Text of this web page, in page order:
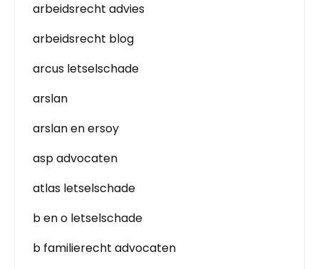
arbeidsrecht advies
arbeidsrecht blog
arcus letselschade
arslan
arslan en ersoy
asp advocaten
atlas letselschade
b en o letselschade
b familierecht advocaten